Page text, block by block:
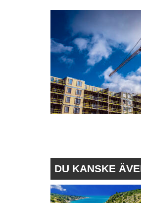
DU KANSKE